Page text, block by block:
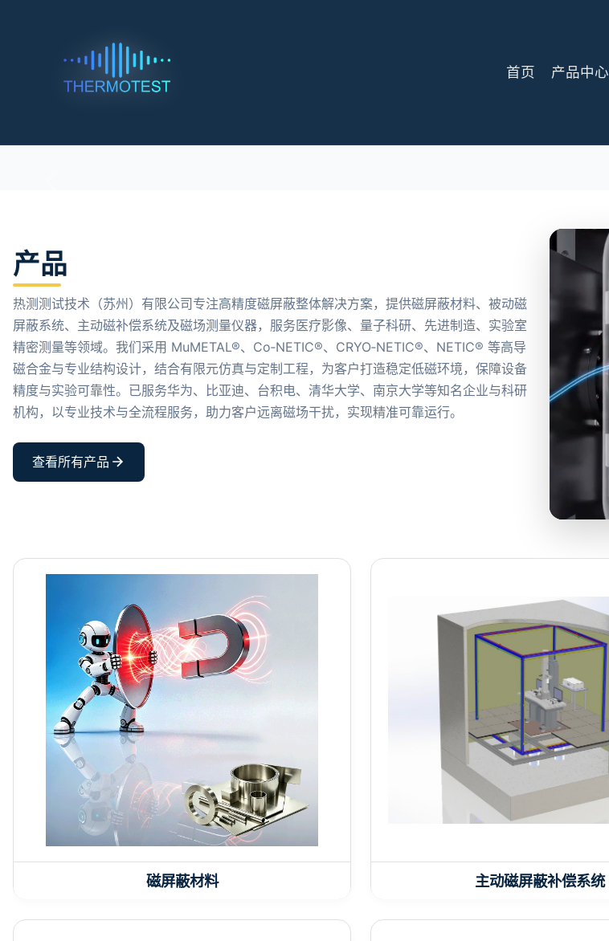
首页 产品中心
产品
热测测试技术（苏州）有限公司专注高精度磁屏蔽整体解决方案，提供磁屏蔽材料、被动磁
屏蔽系统、主动磁补偿系统及磁场测量仪器，服务医疗影像、量子科研、先进制造、实验室
精密测量等领域。我们采用 MuMETAL®、Co‑NETIC®、CRYO‑NETIC®、NETIC® 等高导
磁合金与专业结构设计，结合有限元仿真与定制工程，为客户打造稳定低磁环境，保障设备
精度与实验可靠性。已服务华为、比亚迪、台积电、清华大学、南京大学等知名企业与科研
机构，以专业技术与全流程服务，助力客户远离磁场干扰，实现精准可靠运行。
查看所有产品
磁屏蔽材料 主动磁屏蔽补偿系统